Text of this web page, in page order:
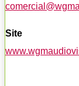
Site